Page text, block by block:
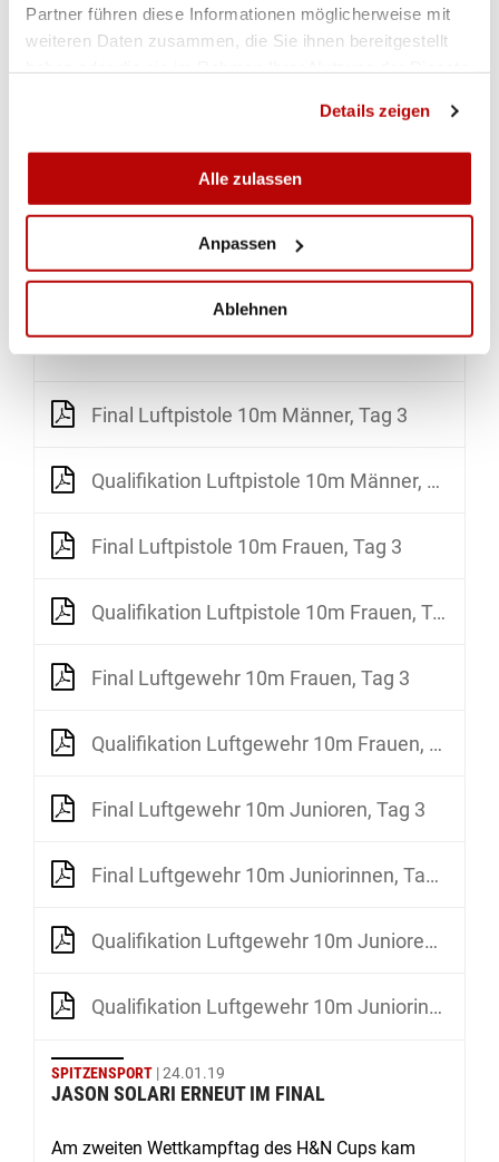
Partner führen diese Informationen möglicherweise mit
weiteren Daten zusammen, die Sie ihnen bereitgestellt
Details zeigen
Alle zulassen
Anpassen
Ablehnen
höher als am Vortag. Qualifikationssieger wurde
Filip Nepejchal geschlagen geben, der seinen
distanzierte er Privratsky um 2.4 Zähler. Bronze
ging an den Norweger Vegard Nordhagen, der im
Shoot-off Privratsky unterlegen war.
RESULTATE H&N-CUP TAG 3
Final Luftpistole 10m Männer, Tag 3
Qualifikation Luftpistole 10m Männer, Tag 3
Final Luftpistole 10m Frauen, Tag 3
Qualifikation Luftpistole 10m Frauen, Tag 3
Final Luftgewehr 10m Frauen, Tag 3
Qualifikation Luftgewehr 10m Frauen, Tag 3
Final Luftgewehr 10m Junioren, Tag 3
Final Luftgewehr 10m Juniorinnen, Tag 3
Qualifikation Luftgewehr 10m Junioren, Tag 3
Qualifikation Luftgewehr 10m Juniorinnen, Tag 3
SPITZENSPORT | 24.01.19
JASON SOLARI ERNEUT IM FINAL
Am zweiten Wettkampftag des H&N Cups kam